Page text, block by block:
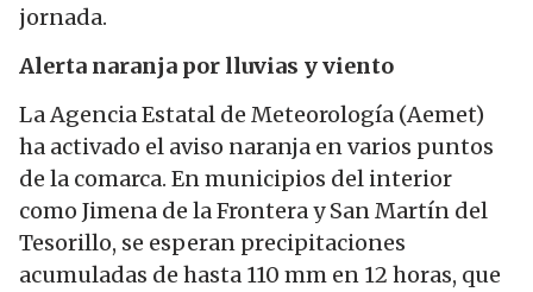
jornada.
Alerta naranja por lluvias y viento
La Agencia Estatal de Meteorología (Aemet)
ha activado el aviso naranja en varios puntos
de la comarca. En municipios del interior
como Jimena de la Frontera y San Martín del
Tesorillo, se esperan precipitaciones
acumuladas de hasta 110 mm en 12 horas, que